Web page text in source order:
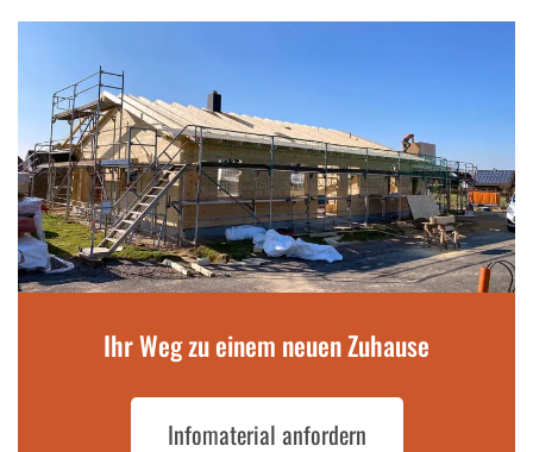
Ihr Weg zu einem neuen Zuhause
Infomaterial anfordern